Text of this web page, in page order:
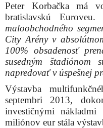
Peter Korbačka má
bratislavskú Euroveu.
maloobchodného
City Arény v
100% obsadenosť
susedným
napredovať v úspešnej
Výstavba
septembri 2013,
investičnými
miliónov eur stála